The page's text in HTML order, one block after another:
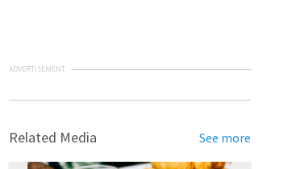
ADVERTISEMENT
Related Media See more